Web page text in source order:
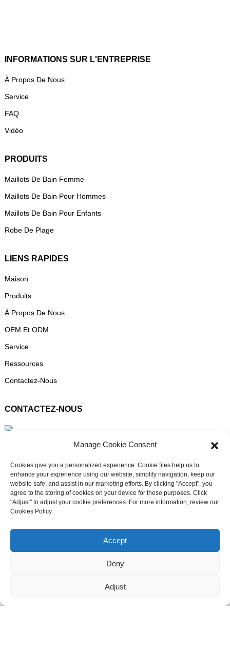
Discutez avec nous maintenant
INFORMATIONS SUR L'ENTREPRISE
À Propos De Nous
Service
FAQ
Vidéo
PRODUITS
Maillots De Bain Femme
Maillots De Bain Pour Hommes
Maillots De Bain Pour Enfants
Robe De Plage
LIENS RAPIDES
Maison
Produits
À Propos De Nous
OEM Et ODM
Service
Ressources
Contactez-Nous
CONTACTEZ-NOUS
+86 13336496652
8613336496652
Manage Cookie Consent
Cookies give you a personalized experience. Cookie files help us to
enhance your experience using our website, simplify navigation, keep our
website safe, and assist in our marketing efforts. By clicking "Accept", you
agree to the storing of cookies on your device for these purposes. Click
"Adjust" to adjust your cookie preferences. For more information, review our
Cookies Policy.
Accept
Deny
Adjust